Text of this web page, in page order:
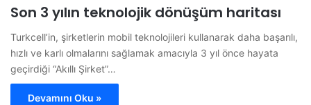
Son 3 yılın teknolojik dönüşüm haritası
Turkcell’in, şirketlerin mobil teknolojileri kullanarak daha başarılı,
hızlı ve karlı olmalarını sağlamak amacıyla 3 yıl önce hayata
geçirdiği “Akıllı Şirket”…
Devamını Oku »